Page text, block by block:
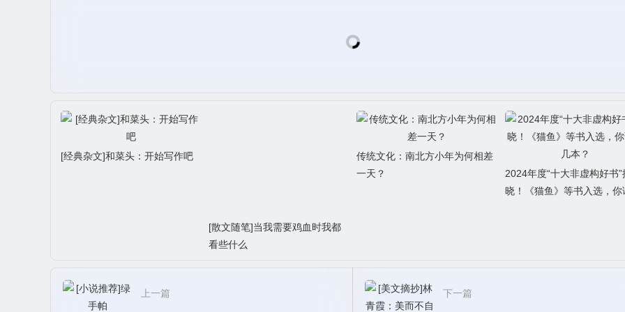
[经典杂文]和菜头：开始写作吧
[散文随笔]当我需要鸡血时我都
看些什么
传统文化：南北方小年为何相差
一天？
2024年度“十大非虚构好书”
晓！《猫鱼》等书入选，你
上一篇 下一篇